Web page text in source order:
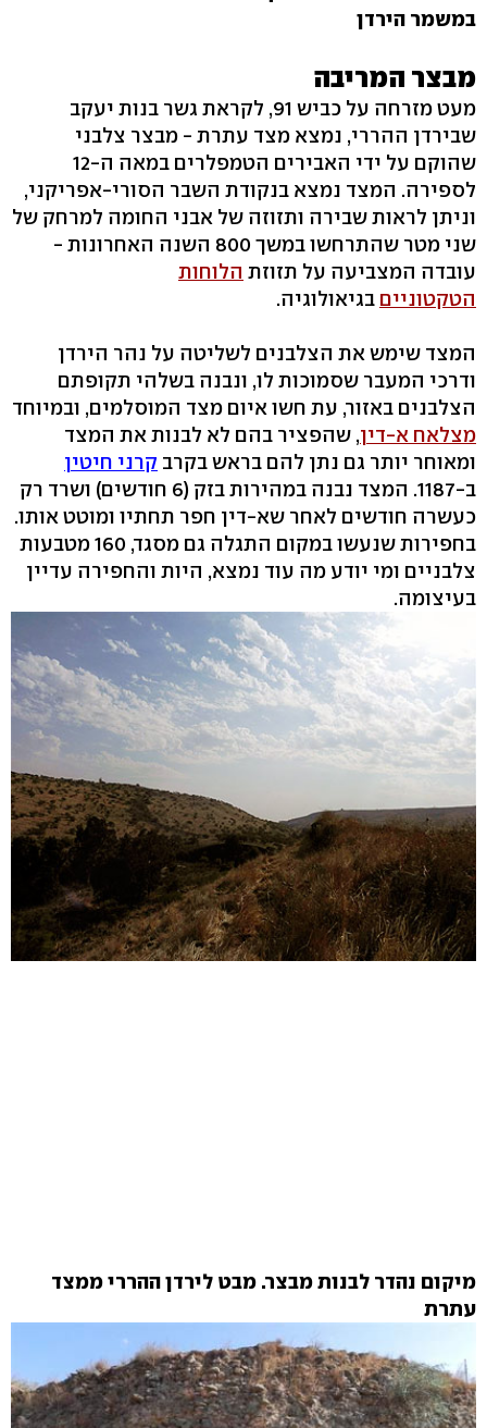
במשמר הירדן
מבצר המריבה
מעט מזרחה על כביש 91, לקראת גשר בנות יעקב
שבירדן ההררי, נמצא מצד עתרת - מבצר צלבני
שהוקם על ידי האבירים הטמפלרים במאה ה-12
לספירה. המצד נמצא בנקודת השבר הסורי-אפריקני,
וניתן לראות שבירה ותזוזה של אבני החומה למרחק של
שני מטר שהתרחשו במשך 800 השנה האחרונות -
עובדה המצביעה על תזוזת הלוחות
הטקטוניים בגיאולוגיה.
המצד שימש את הצלבנים לשליטה על נהר הירדן
ודרכי המעבר שסמוכות לו, ונבנה בשלהי תקופתם
הצלבנים באזור, עת חשו איום מצד המוסלמים, ובמיוחד
מצלאח א-דין, שהפציר בהם לא לבנות את המצד
ומאוחר יותר גם נתן להם בראש בקרב קרני חיטין
ב-1187. המצד נבנה במהירות בזק (6 חודשים) ושרד רק
כעשרה חודשים לאחר שא-דין חפר תחתיו ומוטט אותו.
בחפירות שנעשו במקום התגלה גם מסגד, 160 מטבעות
צלבניים ומי יודע מה עוד נמצא, היות והחפירה עדיין
בעיצומה.
מיקום נהדר לבנות מבצר. מבט לירדן ההררי ממצד
עתרת